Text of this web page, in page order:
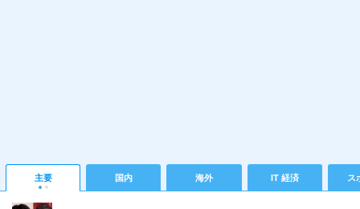
主要 国内 海外 IT 経済 ス